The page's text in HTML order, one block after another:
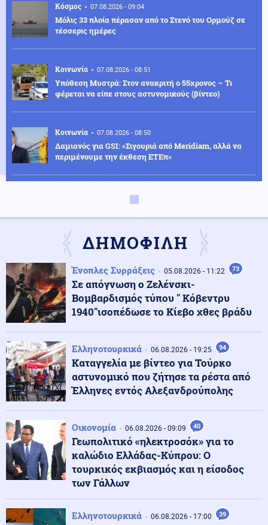
Κόσμος 07.08.2026 - 09:04
Μόλις 33 πλοία πέρασαν από το Στενό του Ορμούζ σε
τέσσερις ημέρες
Κοινωνία 07.08.2026 - 08:51
Υπόθεση Μυστρά: Στον ανακριτή ο 55χρονος – Τι
φέρεται να είπε στους αστυνομικούς (βίντεο)
Κοινωνία 07.08.2026 - 08:50
Δαμιανός για GSI: «Σιγουριά από Meridiam, αλλά να
περιμένουμε την έκθεση ΕΤΕπ»
07.08.2026 - 08:47
«σφυροκόπημα»
Κοινωνία
«Δεν το πιστεύουμε, είναι εφιάλτης»: Σε σοκ οι
Αμερικανοί που υιοθέτησαν τον Αφγανό
Κόσμος
Αργεντινή: Νέα μέτρα κατά του οργανωμένου
εγκλήματος – Στο στόχαστρο ομάδες από τον
Ισημερινό
Κόσμος 07.08.2026 - 08:27
Πετρέλαιο: Ανοδικά το Brent εν μέσω καθυστερήσεων
στη συμφωνία για τα Στενά του Ορμούζ
Ρωσία 07.08.2026 - 08:16
Η Ρωσία ετοιμάζει χτύπημα στο ΝΑΤΟ; - Ο Πούτιν
εκμεταλλεύεται τα άδεια οπλοστάσια των ΗΠΑ
Κόσμος 07.08.2026 - 08:15
ΔΗΜΟΦΙΛΗ
Ένοπλες Συρράξεις 05.08.2026 - 11:22 73
Σε απόγνωση ο Ζελένσκι-
Βομβαρδισμός τύπου " Κόβεντρυ
1940"ισοπέδωσε το Κίεβο χθες βράδυ
Ελληνοτουρκικά 06.08.2026 - 19:25 94
Καταγγελία με βίντεο για Τούρκο
αστυνομικό που ζήτησε τα ρέστα από
Έλληνες εντός Αλεξανδρούπολης
Οικονομία 06.08.2026 - 09:09 40
Γεωπολιτικό «ηλεκτροσόκ» για το
καλώδιο Ελλάδας-Κύπρου: Ο
τουρκικός εκβιασμός και η είσοδος
των Γάλλων
Ελληνοτουρκικά 06.08.2026 - 17:00 39